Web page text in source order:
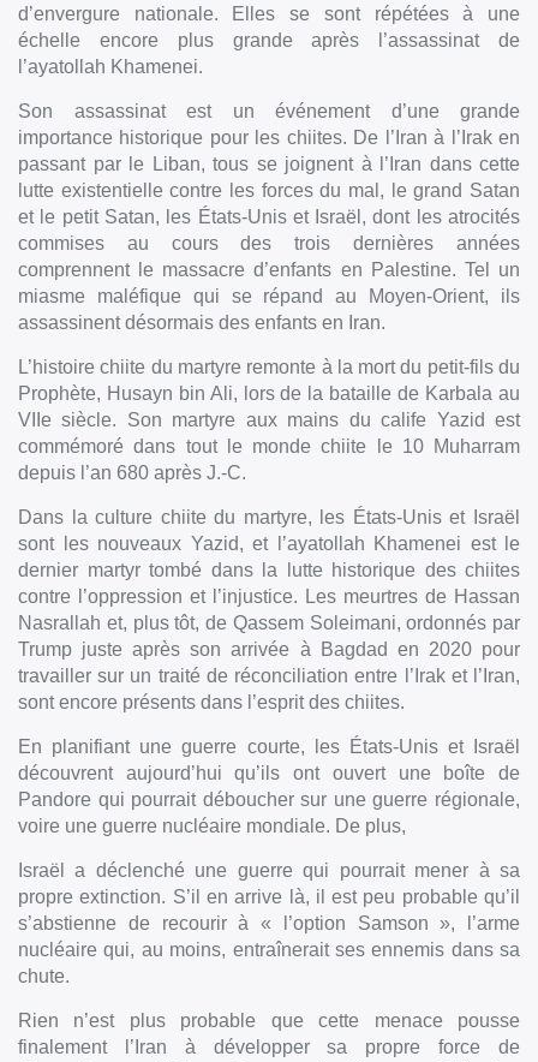
d’envergure nationale. Elles se sont répétées à une
échelle encore plus grande après l’assassinat de
l’ayatollah Khamenei.
Son assassinat est un événement d’une grande
importance historique pour les chiites. De l’Iran à l’Irak en
passant par le Liban, tous se joignent à l’Iran dans cette
lutte existentielle contre les forces du mal, le grand Satan
et le petit Satan, les États-Unis et Israël, dont les atrocités
commises au cours des trois dernières années
comprennent le massacre d’enfants en Palestine. Tel un
miasme maléfique qui se répand au Moyen-Orient, ils
assassinent désormais des enfants en Iran.
L’histoire chiite du martyre remonte à la mort du petit-fils du
Prophète, Husayn bin Ali, lors de la bataille de Karbala au
VIIe siècle. Son martyre aux mains du calife Yazid est
commémoré dans tout le monde chiite le 10 Muharram
depuis l’an 680 après J.-C.
Dans la culture chiite du martyre, les États-Unis et Israël
sont les nouveaux Yazid, et l’ayatollah Khamenei est le
dernier martyr tombé dans la lutte historique des chiites
contre l’oppression et l’injustice. Les meurtres de Hassan
Nasrallah et, plus tôt, de Qassem Soleimani, ordonnés par
Trump juste après son arrivée à Bagdad en 2020 pour
travailler sur un traité de réconciliation entre l’Irak et l’Iran,
sont encore présents dans l’esprit des chiites.
En planifiant une guerre courte, les États-Unis et Israël
découvrent aujourd’hui qu’ils ont ouvert une boîte de
Pandore qui pourrait déboucher sur une guerre régionale,
voire une guerre nucléaire mondiale. De plus,
Israël a déclenché une guerre qui pourrait mener à sa
propre extinction. S’il en arrive là, il est peu probable qu’il
s’abstienne de recourir à « l’option Samson », l’arme
nucléaire qui, au moins, entraînerait ses ennemis dans sa
chute.
Rien n’est plus probable que cette menace pousse
finalement l’Iran à développer sa propre force de